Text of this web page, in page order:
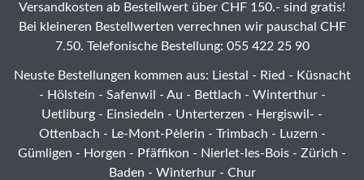
Versandkosten ab Bestellwert über CHF 150.- sind gratis!
Bei kleineren Bestellwerten verrechnen wir pauschal CHF
7.50. Telefonische Bestellung: 055 422 25 90
Neuste Bestellungen kommen aus: Liestal - Ried - Küsnacht
- Hölstein - Safenwil - Au - Bettlach - Winterthur-
Uetliburg - Einsiedeln - Unterterzen - Hergiswil- -
Ottenbach - Le-Mont-Pèlerin - Trimbach - Luzern -
Gümligen - Horgen - Pfäffikon - Nierlet-les-Bois - Zürich -
Baden - Winterhur - Chur